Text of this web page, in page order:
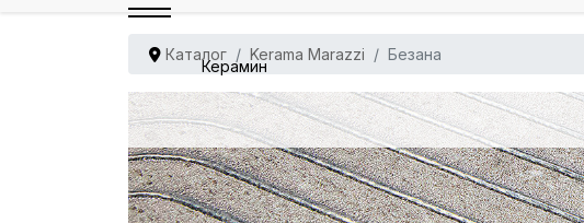
Керамин
Каталог Kerama Marazzi Безана